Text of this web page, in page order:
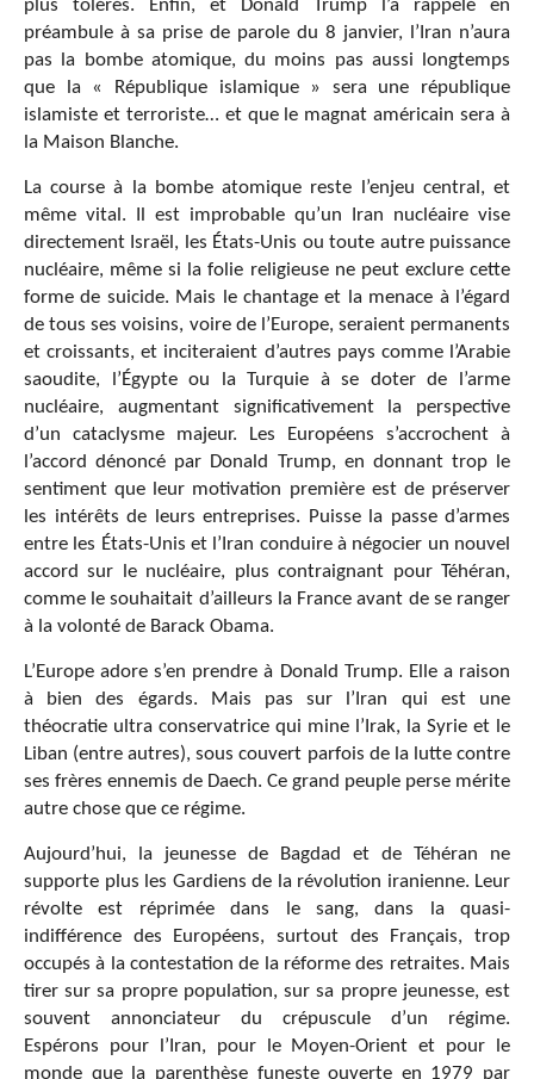
plus tolérés. Enfin, et Donald Trump l’a rappelé en
préambule à sa prise de parole du 8 janvier, l’Iran n’aura
pas la bombe atomique, du moins pas aussi longtemps
que la « République islamique » sera une république
islamiste et terroriste… et que le magnat américain sera à
la Maison Blanche.
La course à la bombe atomique reste l’enjeu central, et
même vital. Il est improbable qu’un Iran nucléaire vise
directement Israël, les États-Unis ou toute autre puissance
nucléaire, même si la folie religieuse ne peut exclure cette
forme de suicide. Mais le chantage et la menace à l’égard
de tous ses voisins, voire de l’Europe, seraient permanents
et croissants, et inciteraient d’autres pays comme l’Arabie
saoudite, l’Égypte ou la Turquie à se doter de l’arme
nucléaire, augmentant significativement la perspective
d’un cataclysme majeur. Les Européens s’accrochent à
l’accord dénoncé par Donald Trump, en donnant trop le
sentiment que leur motivation première est de préserver
les intérêts de leurs entreprises. Puisse la passe d’armes
entre les États-Unis et l’Iran conduire à négocier un nouvel
accord sur le nucléaire, plus contraignant pour Téhéran,
comme le souhaitait d’ailleurs la France avant de se ranger
à la volonté de Barack Obama.
L’Europe adore s’en prendre à Donald Trump. Elle a raison
à bien des égards. Mais pas sur l’Iran qui est une
théocratie ultra conservatrice qui mine l’Irak, la Syrie et le
Liban (entre autres), sous couvert parfois de la lutte contre
ses frères ennemis de Daech. Ce grand peuple perse mérite
autre chose que ce régime.
Aujourd’hui, la jeunesse de Bagdad et de Téhéran ne
supporte plus les Gardiens de la révolution iranienne. Leur
révolte est réprimée dans le sang, dans la quasi-
indifférence des Européens, surtout des Français, trop
occupés à la contestation de la réforme des retraites. Mais
tirer sur sa propre population, sur sa propre jeunesse, est
souvent annonciateur du crépuscule d’un régime.
Espérons pour l’Iran, pour le Moyen-Orient et pour le
monde que la parenthèse funeste ouverte en 1979 par